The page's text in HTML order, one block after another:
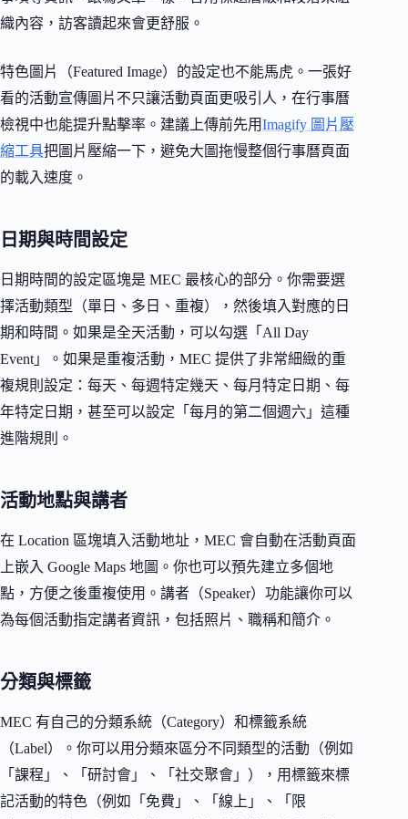
織內容，訪客讀起來會更舒服。
特色圖片（Featured Image）的設定也不能馬虎。一張好
看的活動宣傳圖片不只讓活動頁面更吸引人，在行事曆
檢視中也能提升點擊率。建議上傳前先用Imagify 圖片壓
縮工具把圖片壓縮一下，避免大圖拖慢整個行事曆頁面
的載入速度。
日期與時間設定
日期時間的設定區塊是 MEC 最核心的部分。你需要選
擇活動類型（單日、多日、重複），然後填入對應的日
期和時間。如果是全天活動，可以勾選「All Day
Event」。如果是重複活動，MEC 提供了非常細緻的重
複規則設定：每天、每週特定幾天、每月特定日期、每
年特定日期，甚至可以設定「每月的第二個週六」這種
進階規則。
活動地點與講者
在 Location 區塊填入活動地址，MEC 會自動在活動頁面
上嵌入 Google Maps 地圖。你也可以預先建立多個地
點，方便之後重複使用。講者（Speaker）功能讓你可以
為每個活動指定講者資訊，包括照片、職稱和簡介。
分類與標籤
MEC 有自己的分類系統（Category）和標籤系統
（Label）。你可以用分類來區分不同類型的活動（例如
「課程」、「研討會」、「社交聚會」），用標籤來標
記活動的特色（例如「免費」、「線上」、「限